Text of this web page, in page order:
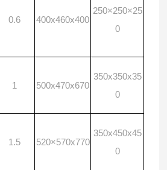
0.6 400x460x400
250×250×25
0
1
500x470x670
350x350x35
0
1.5
520×570x770
350x450x45
0